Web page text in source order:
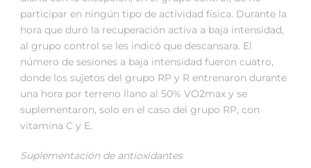
participar en ningún tipo de actividad física. Durante la
hora que duró la recuperación activa a baja intensidad,
al grupo control se les indicó que descansara. El
número de sesiones a baja intensidad fueron cuatro,
donde los sujetos del grupo RP y R entrenaron durante
una hora por terreno llano al 50% VO2max y se
suplementaron, solo en el caso del grupo RP, con
vitamina C y E.
Suplementación de antioxidantes